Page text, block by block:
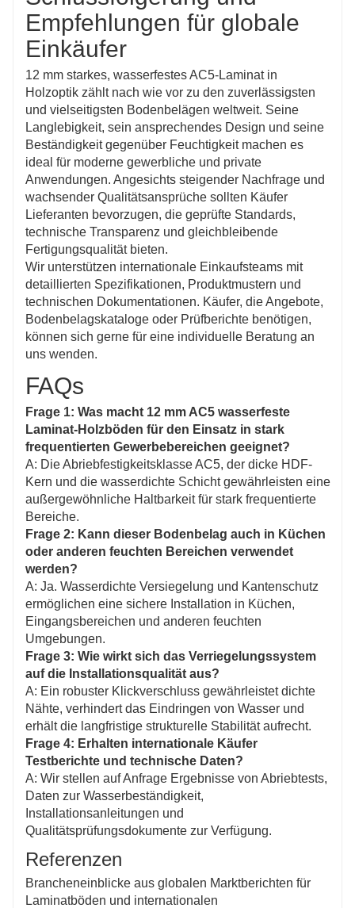
Empfehlungen für globale
Einkäufer
12 mm starkes, wasserfestes AC5-Laminat in
Holzoptik zählt nach wie vor zu den zuverlässigsten
und vielseitigsten Bodenbelägen weltweit. Seine
Langlebigkeit, sein ansprechendes Design und seine
Beständigkeit gegenüber Feuchtigkeit machen es
ideal für moderne gewerbliche und private
Anwendungen. Angesichts steigender Nachfrage und
wachsender Qualitätsansprüche sollten Käufer
Lieferanten bevorzugen, die geprüfte Standards,
technische Transparenz und gleichbleibende
Fertigungsqualität bieten.
Wir unterstützen internationale Einkaufsteams mit
detaillierten Spezifikationen, Produktmustern und
technischen Dokumentationen. Käufer, die Angebote,
Bodenbelagskataloge oder Prüfberichte benötigen,
können sich gerne für eine individuelle Beratung an
uns wenden.
FAQs
Frage 1: Was macht 12 mm AC5 wasserfeste
Laminat-Holzböden für den Einsatz in stark
frequentierten Gewerbebereichen geeignet?
A: Die Abriebfestigkeitsklasse AC5, der dicke HDF-
Kern und die wasserdichte Schicht gewährleisten eine
außergewöhnliche Haltbarkeit für stark frequentierte
Bereiche.
Frage 2: Kann dieser Bodenbelag auch in Küchen
oder anderen feuchten Bereichen verwendet
werden?
A: Ja. Wasserdichte Versiegelung und Kantenschutz
ermöglichen eine sichere Installation in Küchen,
Eingangsbereichen und anderen feuchten
Umgebungen.
Frage 3: Wie wirkt sich das Verriegelungssystem
auf die Installationsqualität aus?
A: Ein robuster Klickverschluss gewährleistet dichte
Nähte, verhindert das Eindringen von Wasser und
erhält die langfristige strukturelle Stabilität aufrecht.
Frage 4: Erhalten internationale Käufer
Testberichte und technische Daten?
A: Wir stellen auf Anfrage Ergebnisse von Abriebtests,
Daten zur Wasserbeständigkeit,
Installationsanleitungen und
Qualitätsprüfungsdokumente zur Verfügung.
Referenzen
Brancheneinblicke aus globalen Marktberichten für
Laminatböden und internationalen